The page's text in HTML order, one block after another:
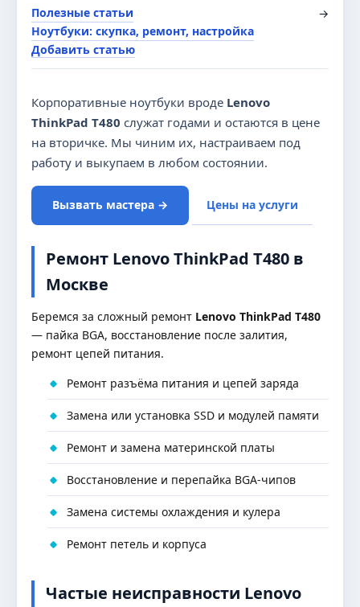
Полезные статьи
→
Ноутбуки: скупка, ремонт, настройка
Добавить статью
Корпоративные ноутбуки вроде Lenovo
ThinkPad T480 служат годами и остаются в цене
на вторичке. Мы чиним их, настраиваем под
работу и выкупаем в любом состоянии.
Вызвать мастера → Цены на услуги
Ремонт Lenovo ThinkPad T480 в
Москве
Беремся за сложный ремонт Lenovo ThinkPad T480
— пайка BGA, восстановление после залития,
ремонт цепей питания.
Ремонт разъёма питания и цепей заряда
Замена или установка SSD и модулей памяти
Ремонт и замена материнской платы
Восстановление и перепайка BGA-чипов
Замена системы охлаждения и кулера
Ремонт петель и корпуса
Частые неисправности Lenovo